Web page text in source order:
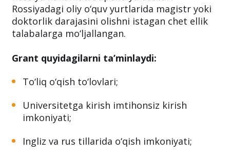
Xalqaro talabalar uchun Rossiya hukumati
stipendiyasi
Rossiya hukumati stipendiya dasturi
doktorlik darajasini olishni istagan chet ellik
To‘liq o‘qish to‘lovlari;
Universitetga kirish imtihonsiz kirish